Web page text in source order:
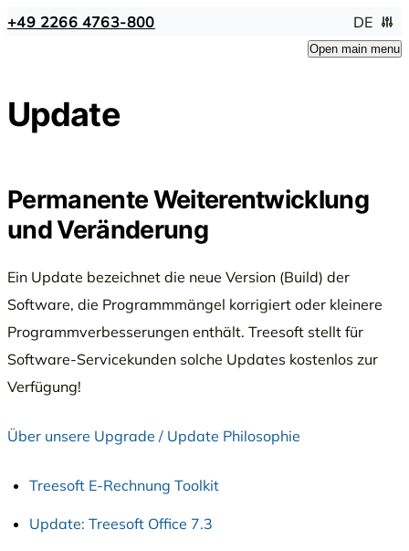
+49 2266 4763-800 DE
Open main menu
Update
Permanente Weiterentwicklung
und Veränderung
Ein Update bezeichnet die neue Version (Build) der
Software, die Programmmängel korrigiert oder kleinere
Programmverbesserungen enthält. Treesoft stellt für
Software-Servicekunden solche Updates kostenlos zur
Verfügung!
Über unsere Upgrade / Update Philosophie
Treesoft E-Rechnung Toolkit
Update: Treesoft Office 7.3